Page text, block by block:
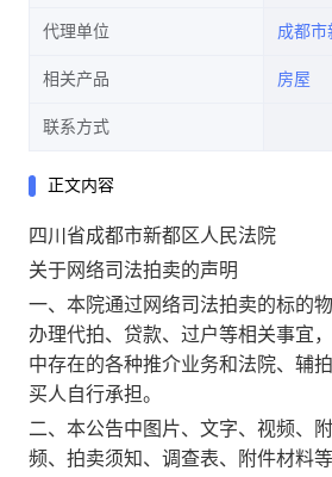
代理单位 成都市
相关产品 房屋
联系方式
正文内容
四川省成都市新都区人民法院
关于网络司法拍卖的声明
一、本院通过网络司法拍卖的标的
办理代拍、贷款、过户等相关事宜
中存在的各种推介业务和法院、辅
买人自行承担。
二、本公告中图片、文字、视频、
频、拍卖须知、调查表、附件材料